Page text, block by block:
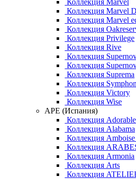
Коллекция Marvel
Коллекция Marvel
Коллекция Marvel
Коллекция
Коллекция Privilege
Коллекция Rive
Коллекция
Коллекция
Коллекция Suprema
Коллекция
Коллекция Victory
Коллекция Wise
APE (Испания)
Коллекция Adorable
Коллекция Alabama
Коллекция
Коллекция
Коллекция Armonia
Коллекция Arts
Коллекция